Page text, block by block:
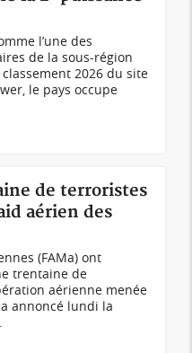
l’une des
de la sous-région
2026 du site
le pays occupe
de terroristes
aérien des
(FAMa) ont
trentaine de
aérienne menée
annoncé lundi la